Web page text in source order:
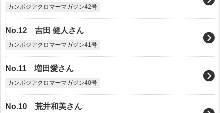
カンボジアクロマーマガジン42号
No.12 吉田 健人さん
カンボジアクロマーマガジン41号
No.11 増田愛さん
カンボジアクロマーマガジン40号
No.10 荒井和美さん